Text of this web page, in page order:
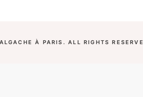
À PARIS. ALL RIGHTS